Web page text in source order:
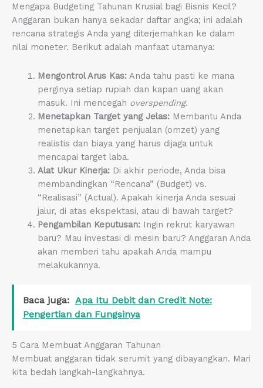
Mengapa Budgeting Tahunan Krusial bagi Bisnis Kecil?
Anggaran bukan hanya sekadar daftar angka; ini adalah
rencana strategis Anda yang diterjemahkan ke dalam
nilai moneter. Berikut adalah manfaat utamanya:
Mengontrol Arus Kas:Anda tahu pasti ke mana
perginya setiap rupiah dan kapan uang akan
masuk. Ini mencegah overspending.
Menetapkan Target yang Jelas:Membantu Anda
menetapkan target penjualan (omzet) yang
realistis dan biaya yang harus dijaga untuk
mencapai target laba.
Alat Ukur Kinerja:Di akhir periode, Anda bisa
membandingkan “Rencana” (Budget) vs.
“Realisasi” (Actual). Apakah kinerja Anda sesuai
jalur, di atas ekspektasi, atau di bawah target?
Pengambilan Keputusan:Ingin rekrut karyawan
baru? Mau investasi di mesin baru? Anggaran Anda
akan memberi tahu apakah Anda mampu
melakukannya.
Baca juga: Apa Itu Debit dan Credit Note:
Pengertian dan Fungsinya
5 Cara Membuat Anggaran Tahunan
Membuat anggaran tidak serumit yang dibayangkan. Mari
kita bedah langkah-langkahnya.